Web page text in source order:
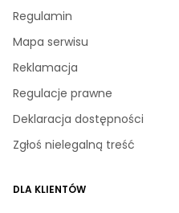
Regulamin
Mapa serwisu
Reklamacja
Regulacje prawne
Deklaracja dostępności
Zgłoś nielegalną treść
DLA KLIENTÓW